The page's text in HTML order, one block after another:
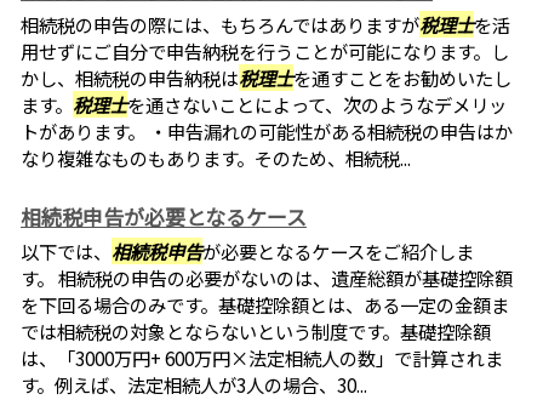
相続税の申告の際には、もちろんではありますが税理士を活
用せずにご自分で申告納税を行うことが可能になります。し
かし、相続税の申告納税は税理士を通すことをお勧めいたし
ます。 税理士を通さないことによって、次のようなデメリッ
トがあります。 ・申告漏れの可能性がある相続税の申告はか
なり複雑なものもあります。そのため、相続税...
相続税申告が必要となるケース
以下では、 相続税申告が必要となるケースをご紹介しま
す。 相続税の申告の必要がないのは、遺産総額が基礎控除額
を下回る場合のみです。基礎控除額とは、ある一定の金額ま
では相続税の対象とならないという制度です。基礎控除額
は、「3000万円+ 600万円×法定相続人の数」で計算されま
す。例えば、法定相続人が3人の場合、30...